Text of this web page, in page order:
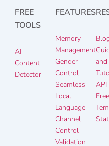
FREE
TOOLS
AI
Content
Detector
FEATURES
Memory
Management
Gender
Control
Seamless
Local
Language
Channel
Control
Validation
Blog
and
API
Free